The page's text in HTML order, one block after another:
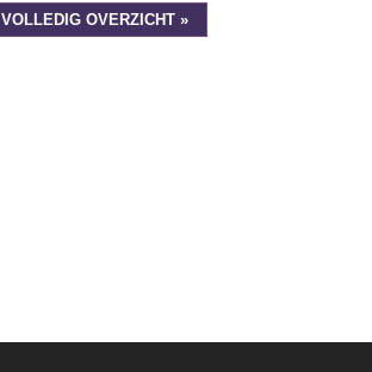
VOLLEDIG OVERZICHT »